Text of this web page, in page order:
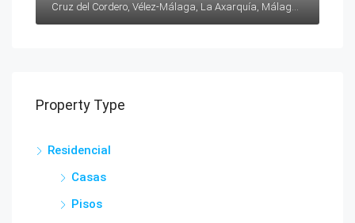
Cruz del Cordero, Vélez-Málaga, La Axarquía, Málaga, Andalucía, 29700, España
Property Type
Residencial
Casas
Pisos